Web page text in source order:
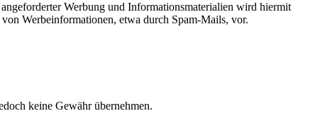
Werbung und Informationsmaterialien wird hiermit
Werbeinformationen, etwa durch Spam-Mails, vor.
keine Gewähr übernehmen.